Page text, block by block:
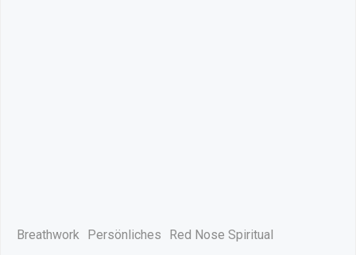
Breathwork Persönliches Red Nose Spiritual